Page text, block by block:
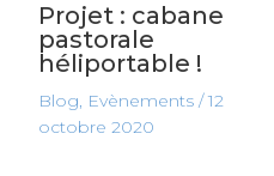
Projet : cabane
pastorale
héliportable !
Blog, Evènements /12
octobre 2020